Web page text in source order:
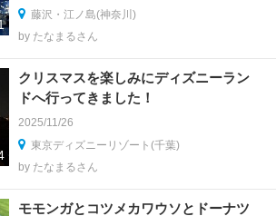
藤沢・江ノ島(神奈川)
by たなまるさん
クリスマスを楽しみにディズニーラン
ドへ行ってきました！
2025/11/26
東京ディズニーリゾート(千葉)
by たなまるさん
モモンガとコツメカワウソとドーナツ